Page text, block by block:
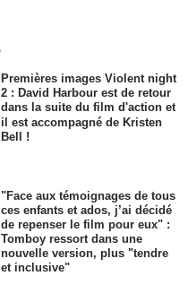
Premières images Violent night
2 : David Harbour est de retour
dans la suite du film d'action et
il est accompagné de Kristen
Bell !
"Face aux témoignages de tous
ces enfants et ados, j’ai décidé
de repenser le film pour eux" :
Tomboy ressort dans une
nouvelle version, plus "tendre
et inclusive"